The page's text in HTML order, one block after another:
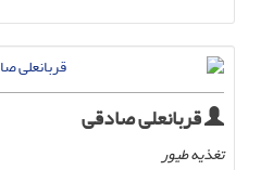
قربانعلی صادقی
تغذیه طیور